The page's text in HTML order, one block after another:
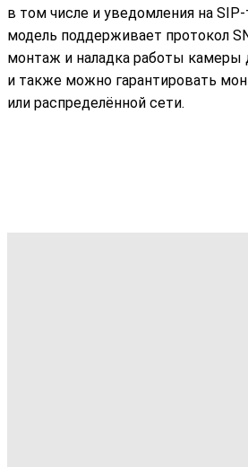
в том числе и уведомления на
модель поддерживает протокол
монтаж и наладка работы камеры
и также можно гарантировать
или распределённой сети.